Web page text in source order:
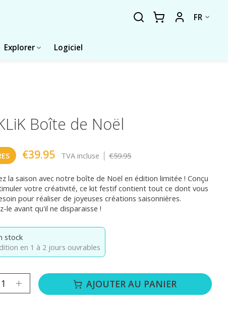
FR
Explorer Logiciel
Boîte de Noël
€39.95 TVA incluse | €59.95
la saison avec notre boîte de Noël en édition limitée ! Conçu
votre créativité, ce kit festif contient tout ce dont vous
pour réaliser de joyeuses créations saisonnières.
le avant qu'il ne disparaisse !
stock
en 1 à 2 jours ouvrables
: AJOUTER AU PANIER